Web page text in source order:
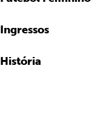
Ingressos
História